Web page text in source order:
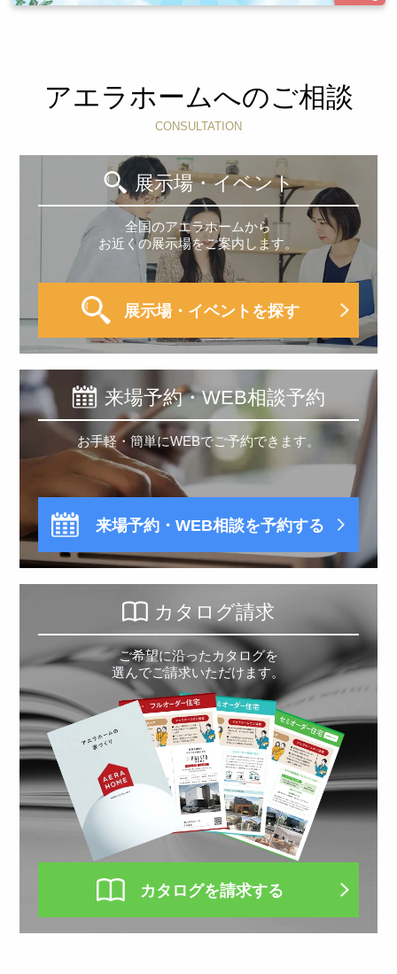
アエラホームへのご相談
CONSULTATION
展示場・イベント
全国のアエラホームから
お近くの展示場をご案内します。
展示場・イベントを探す
来場予約・WEB相談予約
お手軽・簡単にWEBでご予約できます。
来場予約・WEB相談を予約する
カタログ請求
ご希望に沿ったカタログを
選んでご請求いただけます。
カタログを請求する